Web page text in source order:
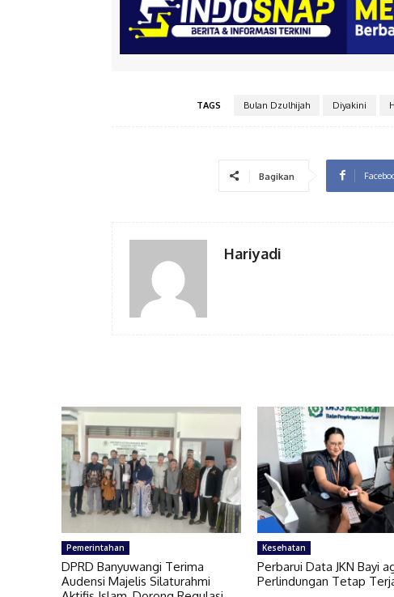
TAGS Bulan Dzulhijah Diyakini
Bagikan
Hariyadi
Pemerintahan
DPRD Banyuwangi Terima
Audensi Majelis Silaturahmi
Kesehatan
Perbarui Data JKN Bayi
Perlindungan Tetap